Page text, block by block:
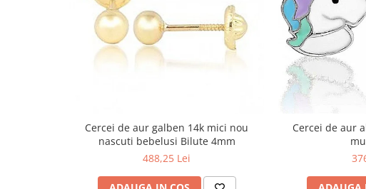
Cercei de aur galben 14k mici nou
nascuti bebelusi Bilute 4mm
488,25 Lei
Cercei de aur